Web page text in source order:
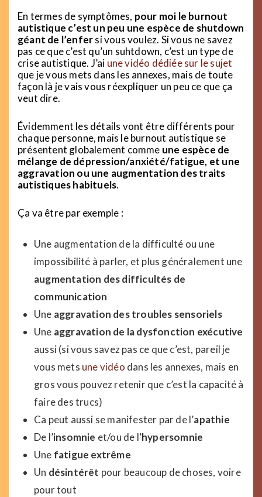
En termes de symptômes, pour moi le burnout
autistique c’est un peu une espèce de shutdown
géant de l’enfersi vous voulez. Si vous ne savez
pas ce que c’est qu’un suhtdown, c’est un type de
crise autistique. J’ai une vidéo dédiée sur le sujet
que je vous mets dans les annexes, mais de toute
façon là je vais vous réexpliquer un peu ce que ça
veut dire.
Évidemment les détails vont être différents pour
chaque personne, mais le burnout autistique se
présentent globalement comme une espèce de
mélange de dépression/anxiété/fatigue, et une
aggravation ou une augmentation des traits
autistiques habituels.
Ça va être par exemple :
Une augmentation de la difficulté ou une
impossibilité à parler, et plus généralement une
augmentation des difficultés de
communication
Une aggravation des troubles sensoriels
Une aggravation de la dysfonction exécutive
aussi (si vous savez pas ce que c’est, pareil je
vous mets une vidéo dans les annexes, mais en
gros vous pouvez retenir que c’est la capacité à
faire des trucs)
Ca peut aussi se manifester par de l’apathie
De l’insomnie et/ou de l’hypersomnie
Une fatigue extrême
Un désintérêt pour beaucoup de choses, voire
pour tout